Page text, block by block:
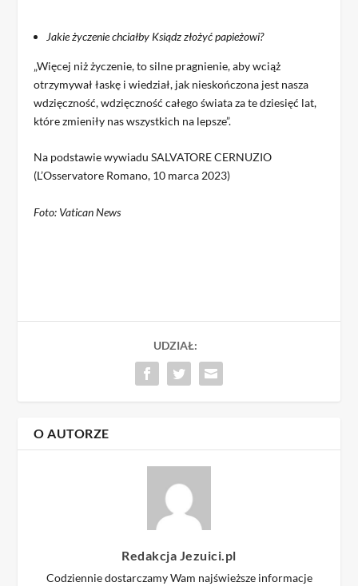
Jakie życzenie chciałby Ksiądz złożyć papieżowi?
„Więcej niż życzenie, to silne pragnienie, aby wciąż
otrzymywał łaskę i wiedział, jak nieskończona jest nasza
wdzięczność, wdzięczność całego świata za te dziesięć lat,
które zmieniły nas wszystkich na lepsze”.
Na podstawie wywiadu SALVATORE CERNUZIO
(L’Osservatore Romano, 10 marca 2023)
Foto: Vatican News
UDZIAŁ:
O AUTORZE
Redakcja Jezuici.pl
Codziennie dostarczamy Wam najświeższe informacje